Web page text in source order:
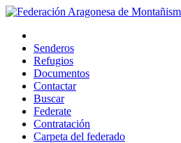
Senderos
Refugios
Documentos
Contactar
Buscar
Federate
Contratación
Carpeta del federado